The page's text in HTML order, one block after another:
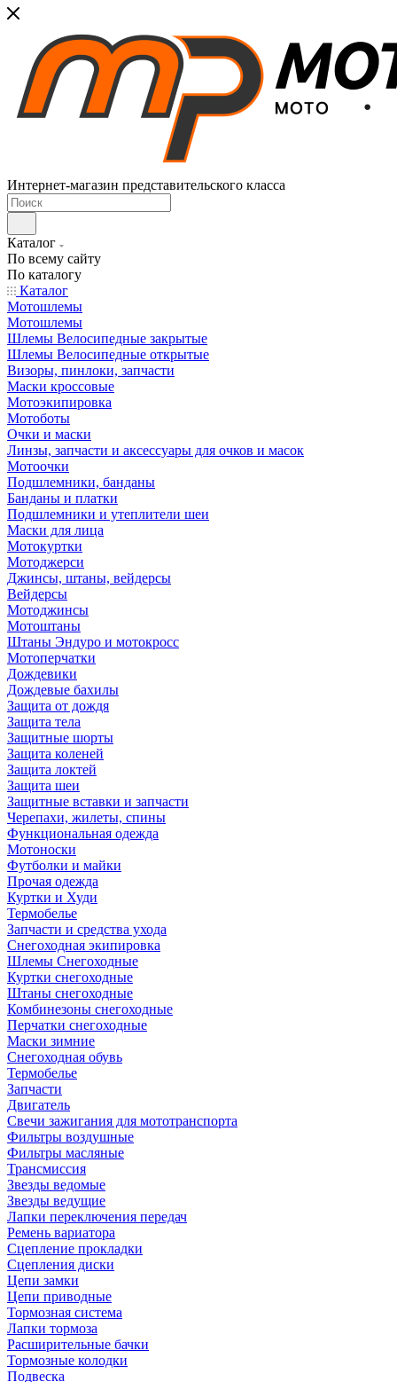
Интернет-магазин представительского класса
Каталог
По всему сайту
По каталогу
Каталог
Мотошлемы
Мотошлемы
Шлемы Велосипедные закрытые
Шлемы Велосипедные открытые
Визоры, пинлоки, запчасти
Маски кроссовые
Мотоэкипировка
Мотоботы
Очки и маски
Линзы, запчасти и аксессуары для очков и масок
Мотоочки
Подшлемники, банданы
Банданы и платки
Подшлемники и утеплители шеи
Маски для лица
Мотокуртки
Мотоджерси
Джинсы, штаны, вейдерсы
Вейдерсы
Мотоджинсы
Мотоштаны
Штаны Эндуро и мотокросс
Мотоперчатки
Дождевики
Дождевые бахилы
Защита от дождя
Защита тела
Защитные шорты
Защита коленей
Защита локтей
Защита шеи
Защитные вставки и запчасти
Черепахи, жилеты, спины
Функциональная одежда
Мотоноски
Футболки и майки
Прочая одежда
Куртки и Худи
Термобелье
Запчасти и средства ухода
Снегоходная экипировка
Шлемы Снегоходные
Куртки снегоходные
Штаны снегоходные
Комбинезоны снегоходные
Перчатки снегоходные
Маски зимние
Снегоходная обувь
Термобелье
Запчасти
Двигатель
Свечи зажигания для мототранспорта
Фильтры воздушные
Фильтры масляные
Трансмиссия
Звезды ведомые
Звезды ведущие
Лапки переключения передач
Ремень вариатора
Сцепление прокладки
Сцепления диски
Цепи замки
Цепи приводные
Тормозная система
Лапки тормоза
Расширительные бачки
Тормозные колодки
Подвеска